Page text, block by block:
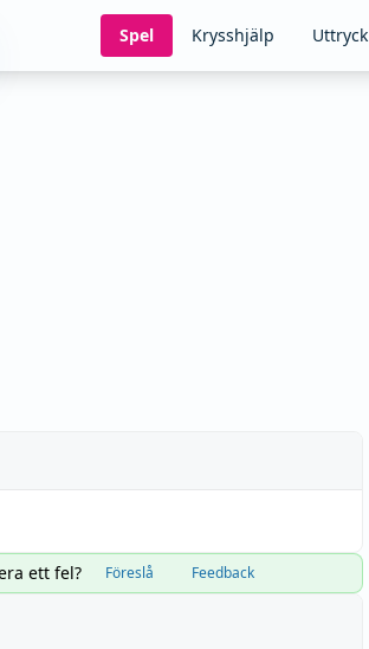
Spel Krysshjälp Uttryck
ett fel? Föreslå Feedback